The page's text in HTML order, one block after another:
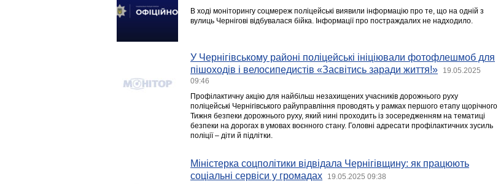
В ході моніторингу соцмереж поліцейські виявили інформацію про те, що на одній з
вулиць Чернігові відбувалася бійка. Інформації про постраждалих не надходило.
У Чернігівському районі поліцейські ініціювали фотофлешмоб для
пішоходів і велосипедистів «Засвітись заради життя!»
19.05.2025
09:46
Профілактичну акцію для найбільш незахищених учасників дорожнього руху
поліцейські Чернігівського райуправління проводять у рамках першого етапу щорічного
Тижня безпеки дорожнього руху, який нині проходить із зосередженням на тематиці
безпеки на дорогах в умовах воєнного стану. Головні адресати профілактичних зусиль
поліції – діти й підлітки.
Міністерка соцполітики відвідала Чернігівщину: як працюють
соціальні сервіси у громадах
19.05.2025 09:38